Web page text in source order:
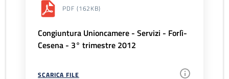
PDF (162KB)
Congiuntura Unioncamere - Servizi - Forlì-
Cesena - 3° trimestre 2012
SCARICA FILE